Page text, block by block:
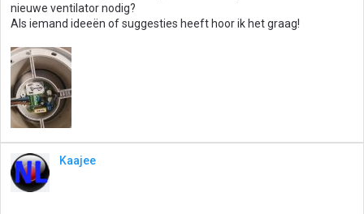
nieuwe ventilator nodig?
Als iemand ideeën of suggesties heeft hoor ik het graag!
Kaajee